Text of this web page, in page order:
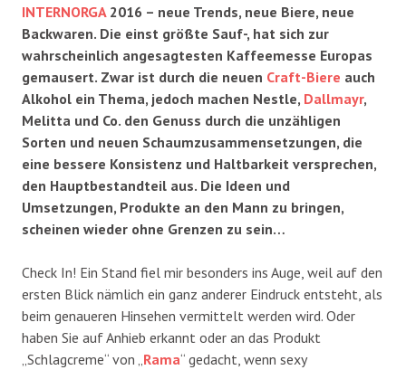
INTERNORGA 2016 – neue Trends, neue Biere, neue
Backwaren. Die einst größte Sauf-, hat sich zur
wahrscheinlich angesagtesten Kaffeemesse Europas
gemausert. Zwar ist durch die neuen Craft-Biere auch
Alkohol ein Thema, jedoch machen Nestle, Dallmayr,
Melitta und Co. den Genuss durch die unzähligen
Sorten und neuen Schaumzusammensetzungen, die
eine bessere Konsistenz und Haltbarkeit versprechen,
den Hauptbestandteil aus. Die Ideen und
Umsetzungen, Produkte an den Mann zu bringen,
scheinen wieder ohne Grenzen zu sein…
Check In! Ein Stand fiel mir besonders ins Auge, weil auf den
ersten Blick nämlich ein ganz anderer Eindruck entsteht, als
beim genaueren Hinsehen vermittelt werden wird. Oder
haben Sie auf Anhieb erkannt oder an das Produkt
„Schlagcreme“ von „ Rama“ gedacht, wenn sexy